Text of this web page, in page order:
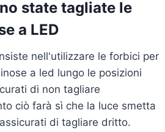
state tagliate le
a LED
nell'utilizzare le forbici per
a led lungo le posizioni
di non tagliare
ciò farà sì che la luce smetta
di tagliare dritto.